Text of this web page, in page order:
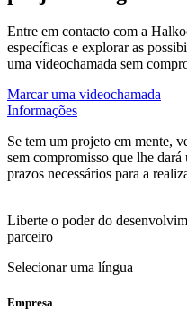
Entre em contacto com a
específicas e explorar as
uma videochamada sem
Marcar uma videochamada
Informações
Se tem um projeto em mente,
sem compromisso que lhe
prazos necessários para a
Liberte o poder do
parceiro
Selecionar uma língua
Empresa